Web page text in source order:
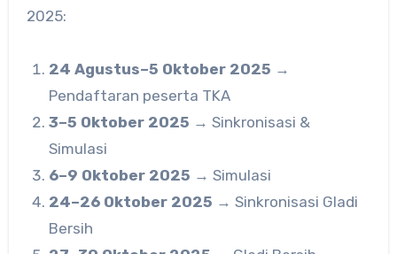
2025:
24 Agustus–5 Oktober 2025 →
Pendaftaran peserta TKA
3–5 Oktober 2025 → Sinkronisasi &
Simulasi
6–9 Oktober 2025 → Simulasi
24–26 Oktober 2025 → Sinkronisasi Gladi
Bersih